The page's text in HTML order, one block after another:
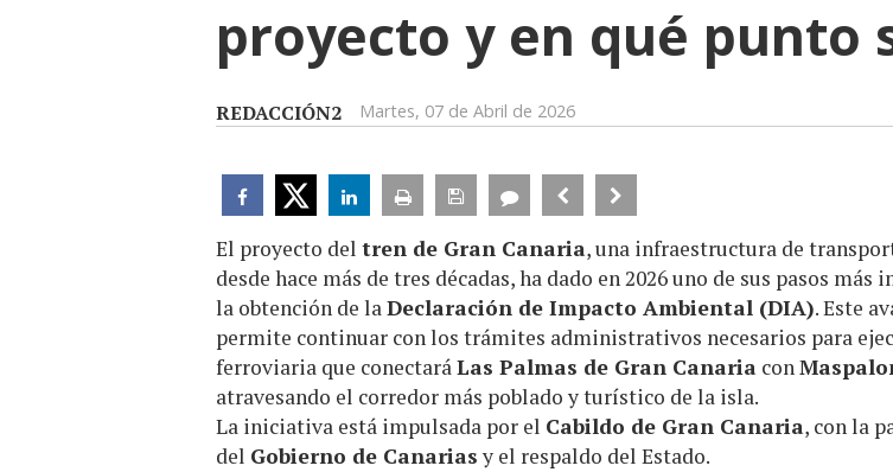
proyecto y en qué punto
REDACCIÓN2 Martes, 07 de Abril de 2026
El proyecto del tren de Gran Canaria, una infraestructura de
desde hace más de tres décadas, ha dado en 2026 uno de sus pasos más
la obtención de laDeclaración de Impacto Ambiental (DIA). Este
permite continuar con los trámites administrativos necesarios para
ferroviaria que conectaráLas Palmas de Gran Canaria con
atravesando el corredor más poblado y turístico de la isla.
La iniciativa está impulsada por el Cabildo de Gran Canaria, con la
del Gobierno de Canarias y el respaldo del Estado.